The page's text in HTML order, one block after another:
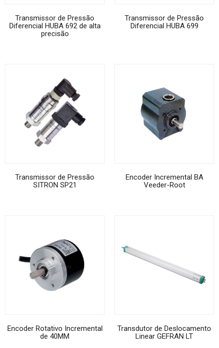
Transmissor de Pressão
Diferencial HUBA 692 de alta
precisão
Transmissor de Pressão
Diferencial HUBA 699
Transmissor de Pressão
SITRON SP21
Encoder Incremental BA
Veeder-Root
Encoder Rotativo Incremental
de 40MM
Transdutor de Deslocamento
Linear GEFRAN LT